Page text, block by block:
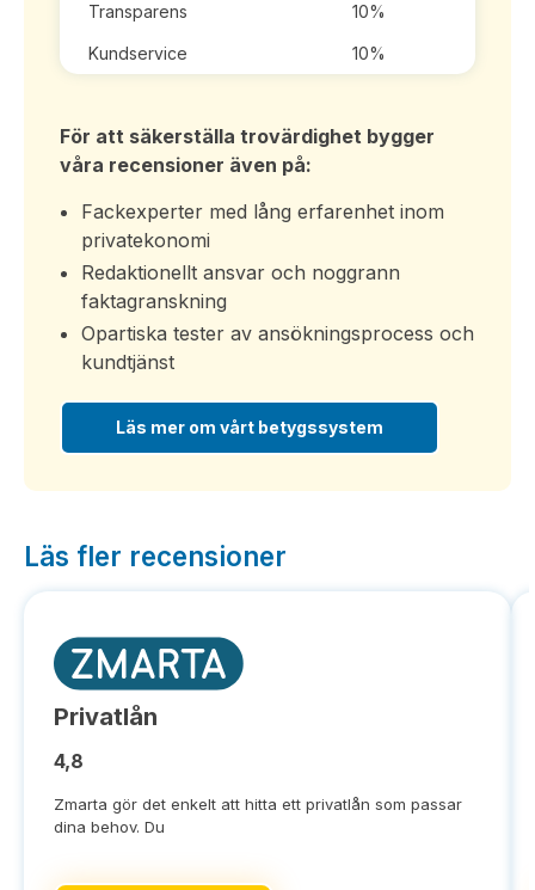
Transparens 10%
Kundservice 10%
För att säkerställa trovärdighet bygger
våra recensioner även på:
Fackexperter med lång erfarenhet inom
privatekonomi
Redaktionellt ansvar och noggrann
faktagranskning
Opartiska tester av ansökningsprocess och
kundtjänst
Läs mer om vårt betygssystem
Läs fler recensioner
Privatlån
4,8
Zmarta gör det enkelt att hitta ett privatlån som passar
dina behov. Du